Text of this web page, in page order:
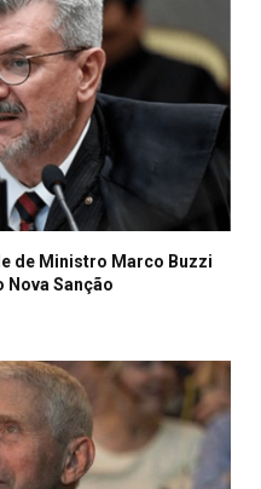
de Ministro Marco Buzzi
Nova Sanção